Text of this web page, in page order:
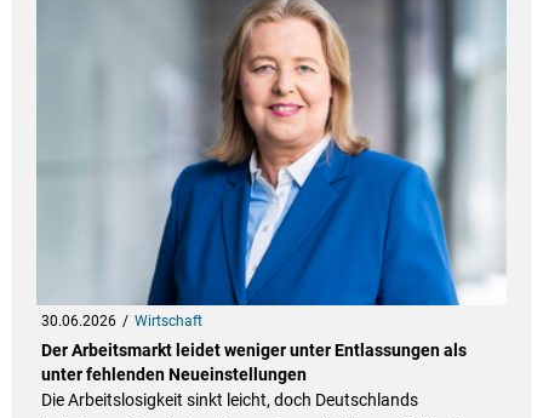
30.06.2026 Wirtschaft
Der Arbeitsmarkt leidet weniger unter Entlassungen als
unter fehlenden Neueinstellungen
Die Arbeitslosigkeit sinkt leicht, doch Deutschlands